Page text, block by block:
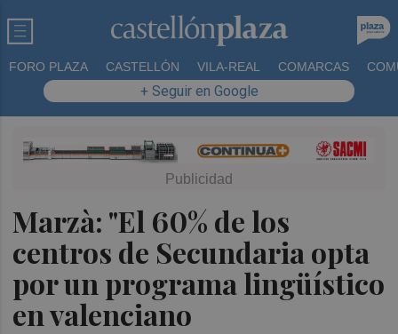
FORO PLAZA CASTELLÓN VILA-REAL COMARCAS
+ Seguir en Google
Marzà: "El 60% de los
centros de Secundaria opta
por un programa lingüístico
en valenciano